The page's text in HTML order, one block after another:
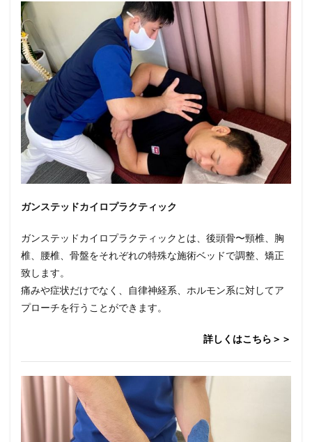
ガンステッドカイロプラクティック
ガンステッドカイロプラクティックとは、後頭骨〜頸椎、胸
椎、腰椎、骨盤をそれぞれの特殊な施術ベッドで調整、矯正
致します。
痛みや症状だけでなく、自律神経系、ホルモン系に対してア
プローチを行うことができます。
詳しくはこちら＞＞